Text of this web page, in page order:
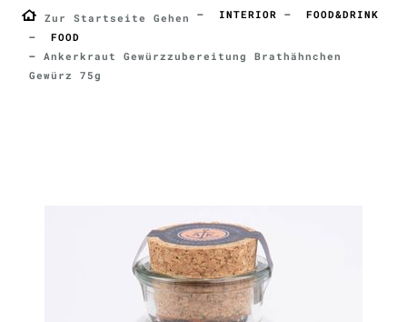
Zur Startseite Gehen INTERIOR
FOOD&DRINK
FOOD
Ankerkraut Gewürzzubereitung Brathähnchen
Gewürz 75g